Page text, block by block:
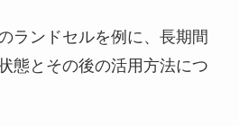
ランドセルを例に、長期間
態とその後の活用方法につ